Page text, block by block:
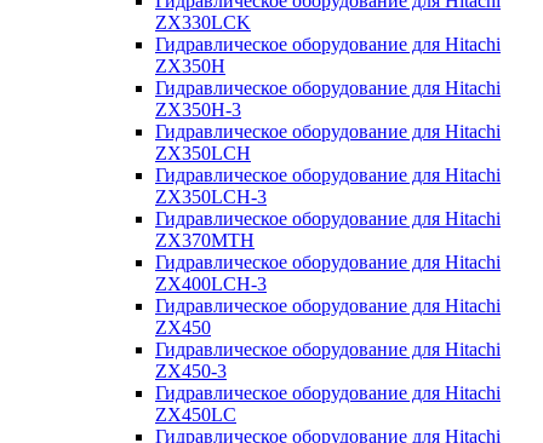
ZX330LCK
Гидравлическое оборудование для Hitachi
ZX350H
Гидравлическое оборудование для Hitachi
ZX350H-3
Гидравлическое оборудование для Hitachi
ZX350LCH
Гидравлическое оборудование для Hitachi
ZX350LCH-3
Гидравлическое оборудование для Hitachi
ZX370MTH
Гидравлическое оборудование для Hitachi
ZX400LCH-3
Гидравлическое оборудование для Hitachi
ZX450
Гидравлическое оборудование для Hitachi
ZX450-3
Гидравлическое оборудование для Hitachi
ZX450LC
Гидравлическое оборудование для Hitachi